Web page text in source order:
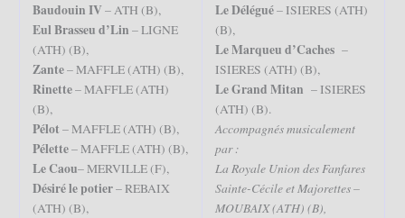
Baudouin IV– ATH (B),
Eul Brasseu d’Lin – LIGNE
(ATH) (B),
Zante– MAFFLE (ATH) (B),
Rinette– MAFFLE (ATH)
(B),
Pélot– MAFFLE (ATH) (B),
Pélette– MAFFLE (ATH) (B),
Le Caou– MERVILLE (F),
Désiré le potier– REBAIX
(ATH) (B),
Le Délégué– ISIERES (ATH)
(B),
Le Marqueu d’Caches –
ISIERES (ATH) (B),
Le Grand Mitan – ISIERES
(ATH) (B).
Accompagnés musicalement
par :
La Royale Union des Fanfares
Sainte-Cécile et Majorettes –
MOUBAIX (ATH) (B),